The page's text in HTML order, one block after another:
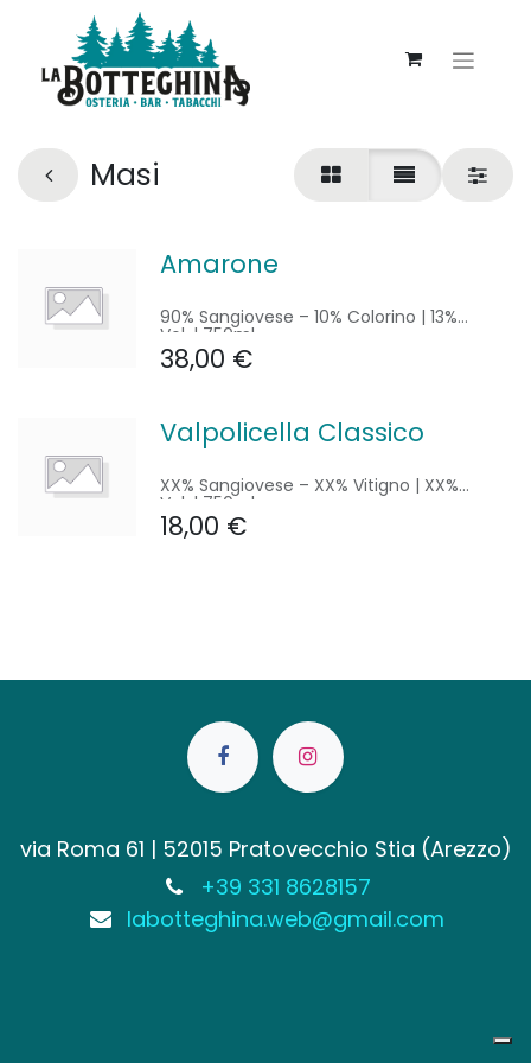
Masi
Amarone
90% Sangiovese – 10% Colorino | 13%
Vol. | 750ml
38,00 €
Valpolicella Classico
XX% Sangiovese – XX% Vitigno | XX%
Vol. | 750ml
18,00 €
via Roma 61 | 52015 Pratovecchio Stia (Arezzo)
+39 331 8628157
labotteghina.web@gmail.com